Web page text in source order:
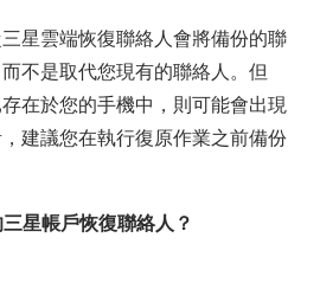
星雲端恢復聯絡人會將備份的聯
不是取代您現有的聯絡人。但
在於您的手機中，則可能會出現
建議您在執行復原作業之前備份
星帳戶恢復聯絡人？